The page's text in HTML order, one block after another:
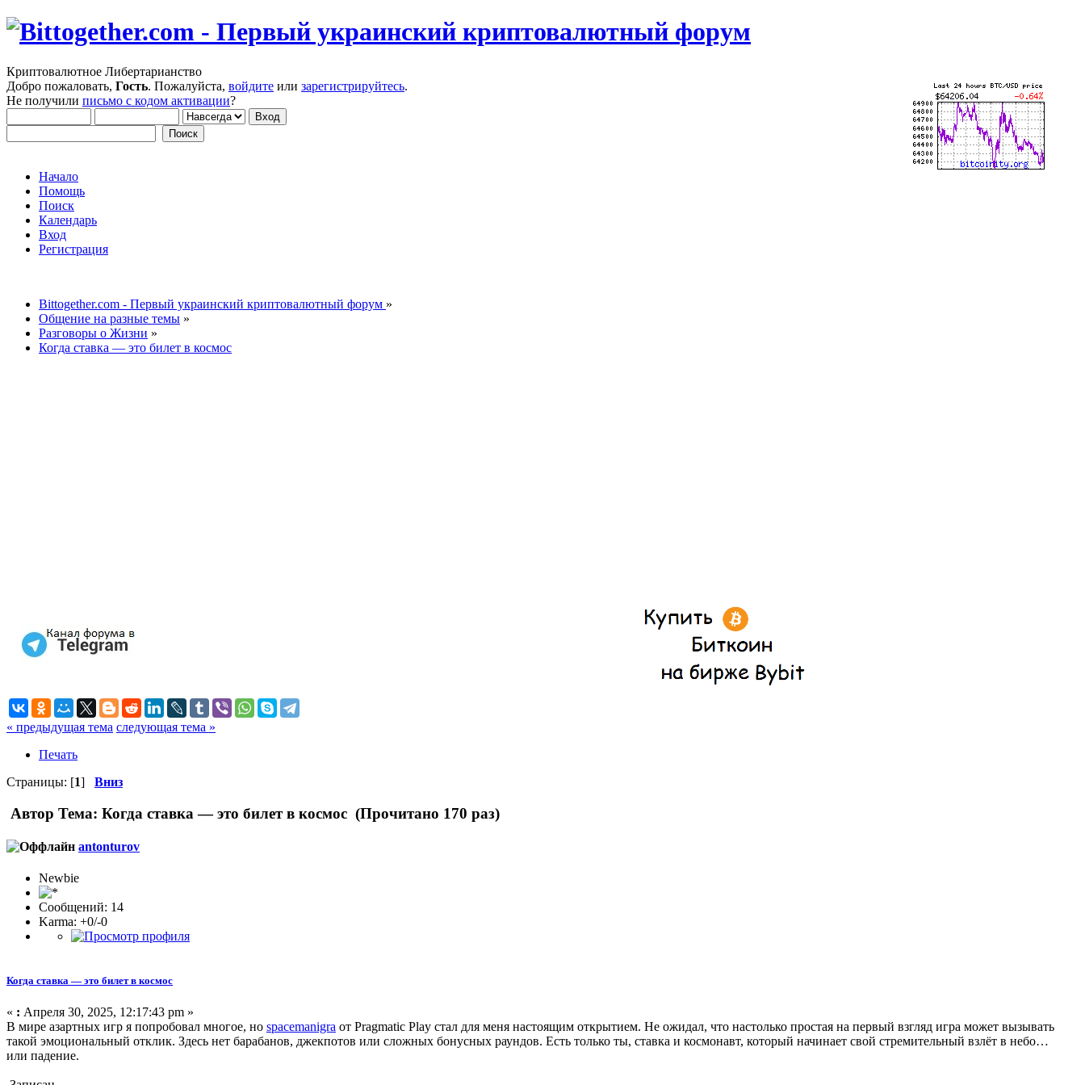
Криптовалютное Либертарианство
Добро пожаловать, Гость. Пожалуйста, войдите или зарегистрируйтесь.
Не получили письмо с кодом активации?
Начало
Помощь
Поиск
Календарь
Вход
Регистрация
Bittogether.com - Первый украинский криптовалютный форум »
Общение на разные темы »
Разговоры о Жизни »
Когда ставка — это билет в космос
« предыдущая тема следующая тема »
Печать
Страницы: [1] Вниз
Автор Тема: Когда ставка — это билет в космос (Прочитано 170 раз)
antonturov
Newbie
Сообщений: 14
Karma: +0/-0
Когда ставка — это билет в космос
« : Апреля 30, 2025, 12:17:43 pm »
В мире азартных игр я попробовал многое, но spacemanigra от Pragmatic Play стал для меня настоящим открытием. Не ожидал, что настолько простая на первый взгляд игра может вызывать
такой эмоциональный отклик. Здесь нет барабанов, джекпотов или сложных бонусных раундов. Есть только ты, ставка и космонавт, который начинает свой стремительный взлёт в небо…
или падение.